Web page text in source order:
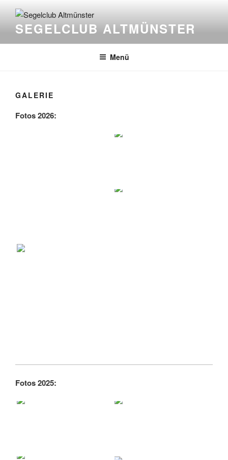
Inhalt
springenSEGELCLUB ALTMÜNSTER
Menü
GALERIE
Fotos 2026:
Fotos 2025: